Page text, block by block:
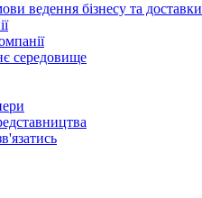
ведення бізнесу та доставки
середовище